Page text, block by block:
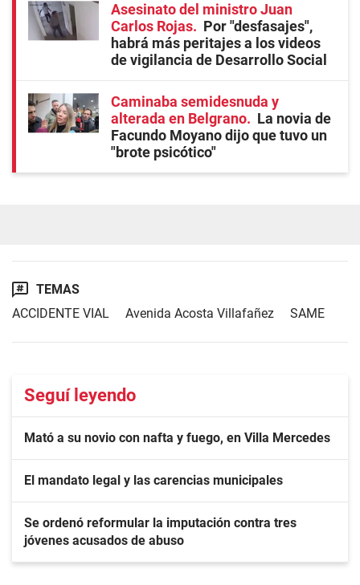
Asesinato del ministro Juan
Carlos Rojas
Por "desfasajes",
habrá más peritajes a los videos
de vigilancia de Desarrollo Social
Caminaba semidesnuda y
alterada en Belgrano
La novia de
Facundo Moyano dijo que tuvo un
"brote psicótico"
TEMAS
ACCIDENTE VIAL
Avenida Acosta Villafañez SAME
Seguí leyendo
Mató a su novio con nafta y fuego, en Villa Mercedes
El mandato legal y las carencias municipales
Se ordenó reformular la imputación contra tres
jóvenes acusados de abuso